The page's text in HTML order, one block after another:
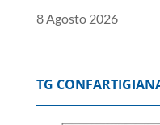
8 Agosto 2026
TG